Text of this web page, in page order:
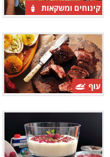
קינוחים ומשקאות
עוף